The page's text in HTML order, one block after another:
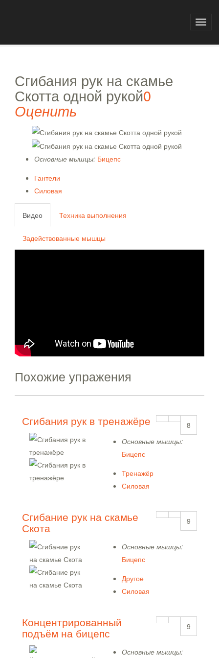
Сгибания рук на скамье
Скотта одной рукой0
Оценить
Основные мышцы: Бицепс
Гантели
Силовая
Видео Техника выполнения
Задействованные мышцы
Похожие упражения
8
Сгибания рук в тренажёре
Основные мышцы:
Бицепс
Тренажёр
Силовая
9
Сгибание рук на скамье
Скота
Основные мышцы:
Бицепс
Другое
Силовая
9
Концентрированный
подъём на бицепс
Основные мышцы: